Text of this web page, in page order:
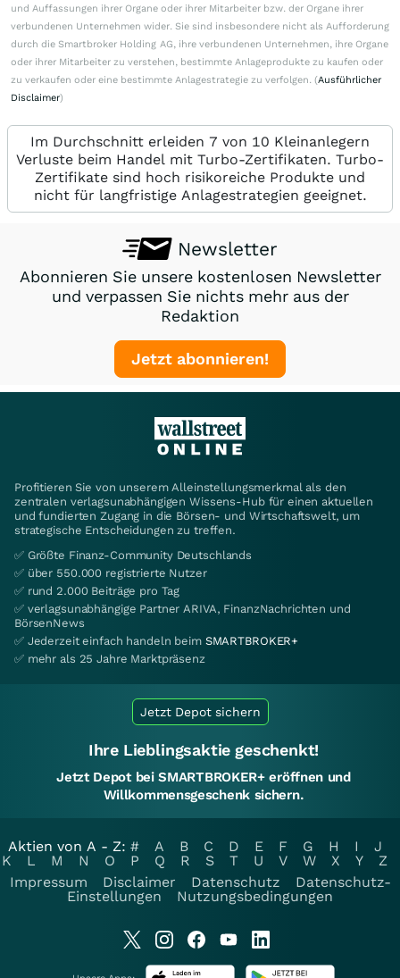
und Auffassungen ihrer Organe oder ihrer Mitarbeiter bzw. der Organe ihrer
verbundenen Unternehmen wider. Sie sind insbesondere nicht als Aufforderung
durch die Smartbroker Holding AG, ihre verbundenen Unternehmen, ihre Organe
oder ihrer Mitarbeiter zu verstehen, bestimmte Anlageprodukte zu kaufen oder
zu verkaufen oder eine bestimmte Anlagestrategie zu verfolgen. (Ausführlicher
Disclaimer)
Im Durchschnitt erleiden 7 von 10 Kleinanlegern
Verluste beim Handel mit Turbo-Zertifikaten. Turbo-
Zertifikate sind hoch risikoreiche Produkte und
nicht für langfristige Anlagestrategien geeignet.
Newsletter
Abonnieren Sie unsere kostenlosen Newsletter
und verpassen Sie nichts mehr aus der
Redaktion
Jetzt abonnieren!
Profitieren Sie von unserem Alleinstellungsmerkmal als den
zentralen verlagsunabhängigen Wissens-Hub für einen aktuellen
und fundierten Zugang in die Börsen- und Wirtschaftswelt, um
strategische Entscheidungen zu treffen.
✅ Größte Finanz-Community Deutschlands
✅ über 550.000 registrierte Nutzer
✅ rund 2.000 Beiträge pro Tag
✅ verlagsunabhängige Partner ARIVA, FinanzNachrichten und
BörsenNews
✅ Jederzeit einfach handeln beim SMARTBROKER+
✅ mehr als 25 Jahre Marktpräsenz
Jetzt Depot sichern
Ihre Lieblingsaktie geschenkt!
Jetzt Depot bei SMARTBROKER+ eröffnen und
Willkommensgeschenk sichern.
Aktien von A - Z: # A B C D E F G H I
J
K
L M N O P Q R S T U V W X Y
Z
Impressum
Disclaimer Datenschutz
Datenschutz-
Einstellungen
Nutzungsbedingungen